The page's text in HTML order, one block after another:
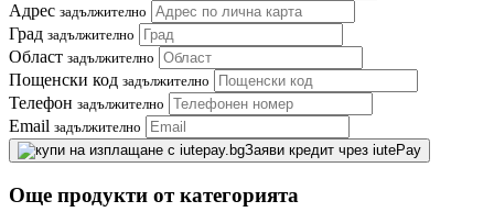
Адрес задължително
Град задължително
Област задължително
Пощенски код задължително
Телефон задължително
Email задължително
Заяви кредит чрез iutePay
Още продукти от категорията